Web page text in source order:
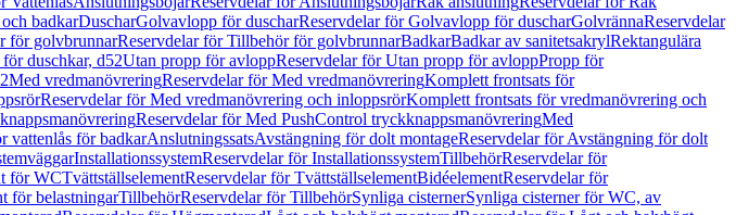
badkarDuscharGolvavlopp för duscharReservdelar för Golvavlopp för duscharGolvrännaReservdelar
för golvbrunnarReservdelar för Tillbehör för golvbrunnarBadkarBadkar av sanitetsakrylRektangulära
duschkar, d52Utan propp för avloppReservdelar för Utan propp för avloppPropp för
Med vredmanövreringReservdelar för Med vredmanövreringKomplett frontsats för
Reservdelar för Med vredmanövrering och inloppsrörKomplett frontsats för vredmanövrering och
Reservdelar för Med PushControl tryckknappsmanövreringMed
vattenlås för badkarAnslutningssatsAvstängning för dolt montageReservdelar för Avstängning för dolt
InstallationssystemReservdelar för InstallationssystemTillbehörReservdelar för
för WCTvättställselementReservdelar för TvättställselementBidéelementReservdelar för
för belastningarTillbehörReservdelar för TillbehörSynliga cisternerSynliga cisterner för WC, av